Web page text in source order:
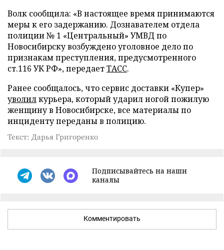
Волк сообщила: «В настоящее время принимаются
меры к его задержанию. Дознавателем отдела
полиции № 1 «Центральный» УМВД по
Новосибирску возбуждено уголовное дело по
признакам преступления, предусмотренного
ст.116 УК РФ», передаетТАСС.
Ранее сообщалось, что сервис доставки «Купер»
уволилкурьера, который ударил ногой пожилую
женщину в Новосибирске, все материалы по
инциденту переданы в полицию.
Текст: Дарья Григоренко
Подписывайтесь на наши
каналы
Комментировать